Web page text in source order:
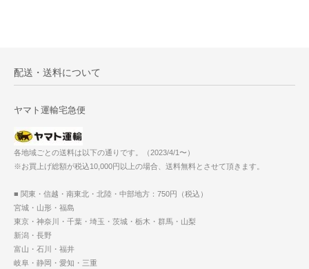
配送・送料について
ヤマト運輸宅急便
各地域ごとの送料は以下の通りです。（2023/4/1〜）
※お買上げ総額が税込10,000円以上の場合、送料無料とさせて頂きます。
■ 関東・信越・南東北・北陸・中部地方：750円（税込）
宮城・山形・福島
東京・神奈川・千葉・埼玉・茨城・栃木・群馬・山梨
新潟・長野
富山・石川・福井
岐阜・静岡・愛知・三重